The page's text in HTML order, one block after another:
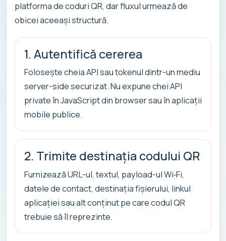
platforma de coduri QR, dar fluxul urmează de
obicei aceeași structură.
1. Autentifică cererea
Folosește cheia API sau tokenul dintr-un mediu
server-side securizat. Nu expune chei API
private în JavaScript din browser sau în aplicații
mobile publice.
2. Trimite destinația codului QR
Furnizează URL-ul, textul, payload-ul Wi‑Fi,
datele de contact, destinația fișierului, linkul
aplicației sau alt conținut pe care codul QR
trebuie să îl reprezinte.